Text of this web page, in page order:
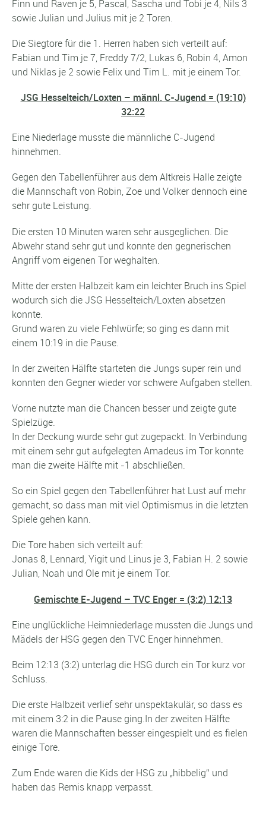
Finn und Raven je 5, Pascal, Sascha und Tobi je 4, Nils 3
sowie Julian und Julius mit je 2 Toren.
Die Siegtore für die 1. Herren haben sich verteilt auf:
Fabian und Tim je 7, Freddy 7/2, Lukas 6, Robin 4, Amon
und Niklas je 2 sowie Felix und Tim L. mit je einem Tor.
JSG Hesselteich/Loxten – männl. C-Jugend = (19:10)
32:22
Eine Niederlage musste die männliche C-Jugend
hinnehmen.
Gegen den Tabellenführer aus dem Altkreis Halle zeigte
die Mannschaft von Robin, Zoe und Volker dennoch eine
sehr gute Leistung.
Die ersten 10 Minuten waren sehr ausgeglichen. Die
Abwehr stand sehr gut und konnte den gegnerischen
Angriff vom eigenen Tor weghalten.
Mitte der ersten Halbzeit kam ein leichter Bruch ins Spiel
wodurch sich die JSG Hesselteich/Loxten absetzen
konnte.
Grund waren zu viele Fehlwürfe; so ging es dann mit
einem 10:19 in die Pause.
In der zweiten Hälfte starteten die Jungs super rein und
konnten den Gegner wieder vor schwere Aufgaben stellen.
Vorne nutzte man die Chancen besser und zeigte gute
Spielzüge.
In der Deckung wurde sehr gut zugepackt. In Verbindung
mit einem sehr gut aufgelegten Amadeus im Tor konnte
man die zweite Hälfte mit -1 abschließen.
So ein Spiel gegen den Tabellenführer hat Lust auf mehr
gemacht, so dass man mit viel Optimismus in die letzten
Spiele gehen kann.
Die Tore haben sich verteilt auf:
Jonas 8, Lennard, Yigit und Linus je 3, Fabian H. 2 sowie
Julian, Noah und Ole mit je einem Tor.
Gemischte E-Jugend – TVC Enger = (3:2) 12:13
Eine unglückliche Heimniederlage mussten die Jungs und
Mädels der HSG gegen den TVC Enger hinnehmen.
Beim 12:13 (3:2) unterlag die HSG durch ein Tor kurz vor
Schluss.
Die erste Halbzeit verlief sehr unspektakulär, so dass es
mit einem 3:2 in die Pause ging.In der zweiten Hälfte
waren die Mannschaften besser eingespielt und es fielen
einige Tore.
Zum Ende waren die Kids der HSG zu „hibbelig“ und
haben das Remis knapp verpasst.